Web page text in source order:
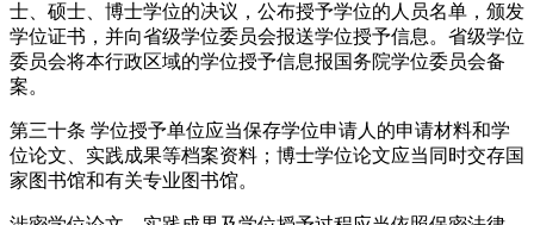
士、硕士、博士学位的决议，公布授予学位的人员名单，颁发
学位证书，并向省级学位委员会报送学位授予信息。省级学位
委员会将本行政区域的学位授予信息报国务院学位委员会备
案。
第三十条 学位授予单位应当保存学位申请人的申请材料和学
位论文、实践成果等档案资料；博士学位论文应当同时交存国
家图书馆和有关专业图书馆。